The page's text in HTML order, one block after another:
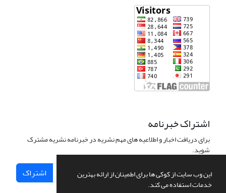
این وب سایت از کوکی ها برای اطمینان از ارائه بهترین
خدمات استفاده می کند.
اشتراک خبرنامه
برای دریافت اخبار و اطلاعیه های مهم نشریه در خبرنامه نشریه مشترک
شوید.
اشتراک